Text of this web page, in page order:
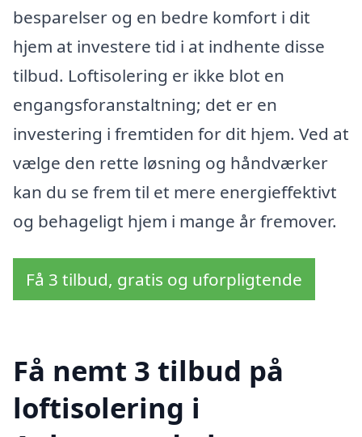
besparelser og en bedre komfort i dit
hjem at investere tid i at indhente disse
tilbud. Loftisolering er ikke blot en
engangsforanstaltning; det er en
investering i fremtiden for dit hjem. Ved at
vælge den rette løsning og håndværker
kan du se frem til et mere energieffektivt
og behageligt hjem i mange år fremover.
Få 3 tilbud, gratis og uforpligtende
Få nemt 3 tilbud på
loftisolering i